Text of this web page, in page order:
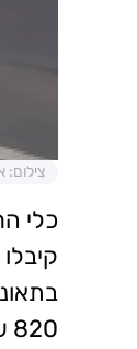
צילום:
כלי
820 שנפגעו ב-2020 ו-779 שנפגעו בשנת 2019.